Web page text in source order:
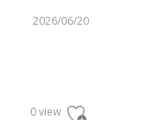
2026/06/20
0 view